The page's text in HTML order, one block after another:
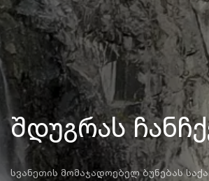
შდუგრას
სვანეთის მომაჯადოებელ ბუნებას